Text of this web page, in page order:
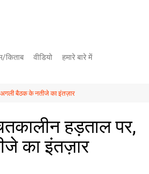
किताब वीडियो
फेसबुक पेज
हमारे बारे में
अगली बैठक के नतीजे का इंतज़ार
हड़ताल पर,
का इंतज़ार